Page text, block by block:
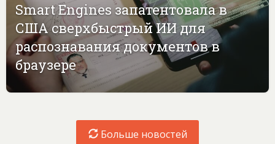
Smart Engines запатентовала в
США сверхбыстрый ИИ для
распознавания документов в
браузере
Больше новостей